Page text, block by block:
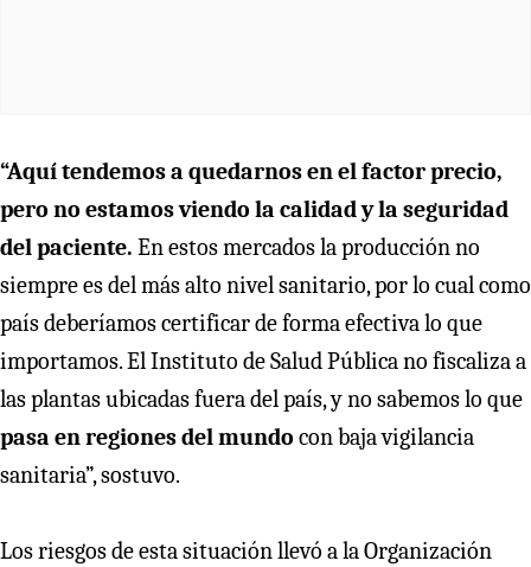
“Aquí tendemos a quedarnos en el factor precio,
pero no estamos viendo la calidad y la seguridad
del paciente. En estos mercados la producción no
siempre es del más alto nivel sanitario, por lo cual como
país deberíamos certificar de forma efectiva lo que
importamos. El Instituto de Salud Pública no fiscaliza a
las plantas ubicadas fuera del país, y no sabemos lo que
pasa en regiones del mundo con baja vigilancia
sanitaria”, sostuvo.
Los riesgos de esta situación llevó a la Organización